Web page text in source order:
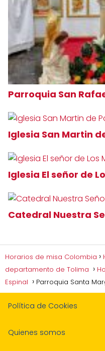
Parroquia San
Iglesia San Martin
Iglesia El señor de
Catedral Nuestra
Horarios de misa Colombia
departamento de Tolima
Espinal
Parroquia Santa
Política de Cookies
Quienes somos